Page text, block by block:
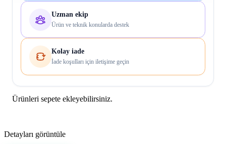
Uzman ekip
Ürün ve teknik konularda destek
Kolay iade
İade koşulları için iletişime geçin
Ürünleri sepete ekleyebilirsiniz.
Detayları görüntüle